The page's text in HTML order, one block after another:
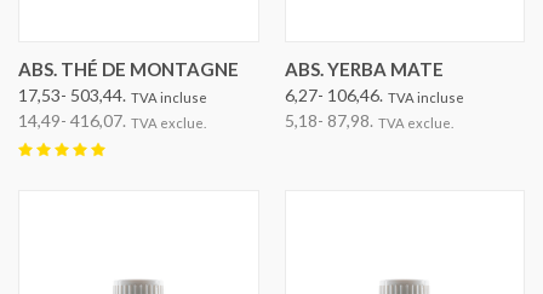
ABS. THÉ DE MONTAGNE
17,53- 503,44. TVA incluse
14,49- 416,07. TVA exclue.
ABS. YERBA MATE
6,27- 106,46. TVA incluse
5,18- 87,98. TVA exclue.